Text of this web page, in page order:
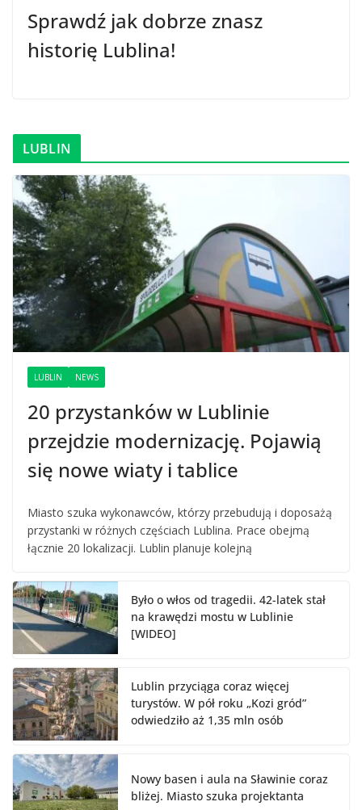
Sprawdź jak dobrze znasz
historię Lublina!
LUBLIN
LUBLIN NEWS
20 przystanków w Lublinie
przejdzie modernizację. Pojawią
się nowe wiaty i tablice
Miasto szuka wykonawców, którzy przebudują i doposażą
przystanki w różnych częściach Lublina. Prace obejmą
łącznie 20 lokalizacji. Lublin planuje kolejną
Było o włos od tragedii. 42-latek stał
na krawędzi mostu w Lublinie
[WIDEO]
Lublin przyciąga coraz więcej
turystów. W pół roku „Kozi gród”
odwiedziło aż 1,35 mln osób
Nowy basen i aula na Sławinie coraz
bliżej. Miasto szuka projektanta